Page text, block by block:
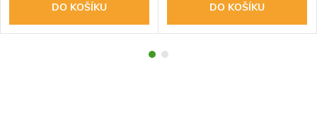
DO KOŠÍKU DO KOŠÍKU